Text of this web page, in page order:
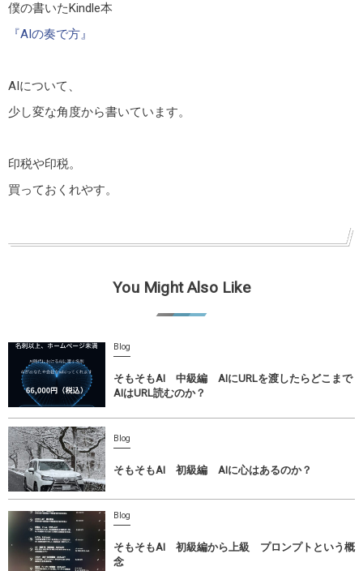
僕の書いたKindle本
『AIの奏で方』
AIについて、
少し変な角度から書いています。
印税や印税。
買っておくれやす。
You Might Also Like
Blog
そもそもAI 中級編 AIにURLを渡したらどこまで
AIはURL読むのか？
Blog
そもそもAI 初級編 AIに心はあるのか？
Blog
そもそもAI 初級編から上級 プロンプトという概
念